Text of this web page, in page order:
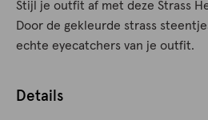
Stijl je outfit af met deze Strass
Door de gekleurde strass
echte eyecatchers van je outfit.
Details